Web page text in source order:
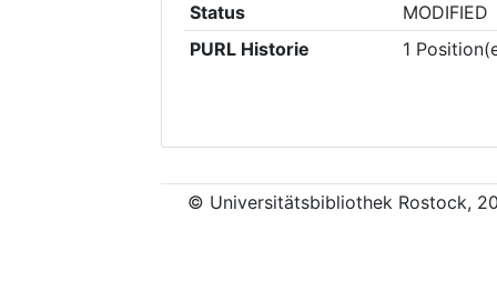
Status
MODIFIED
PURL Historie
1
© Universitätsbibliothek Rostock,